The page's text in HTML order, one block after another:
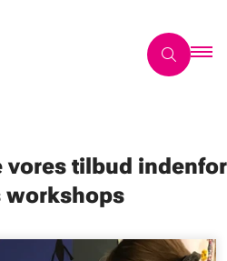
vores tilbud indenfor
workshops